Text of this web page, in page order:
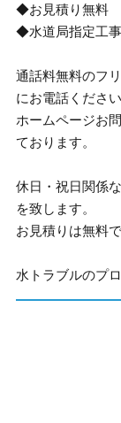
◆お見積り無料
◆水道局指定工
通話料無料のフ
にお電話ください
ホームページお
ております。
休日・祝日関係
を致します。
お見積りは無料
水トラブルのプ